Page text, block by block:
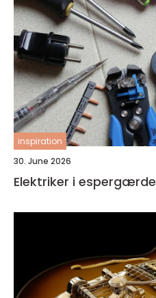
inspiration
30. June 2026
Elektriker i espergærde